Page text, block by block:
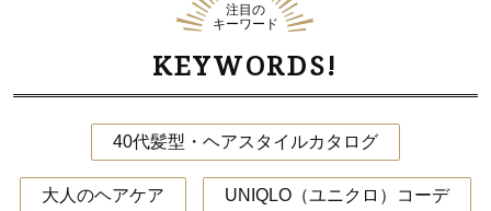
注目の
キーワード
KEYWORDS!
40代髪型・ヘアスタイルカタログ
大人のヘアケア UNIQLO（ユニクロ）コーデ